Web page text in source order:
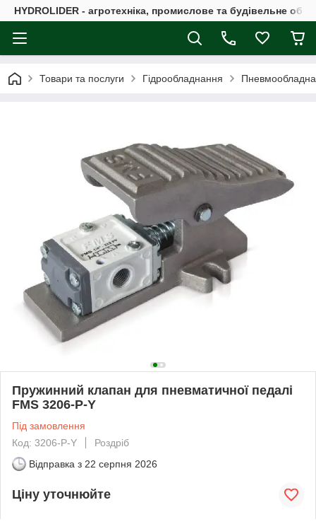
HYDROLIDER - агротехніка, промислове та будівельне
Товари та послуги Гідрообладнання
Пружинний клапан для пневматичної педалі
FMS 3206-P-Y
Під замовлення
Код: 3206-P-Y
Роздріб
Відправка з 22 серпня 2026
Ціну уточнюйте